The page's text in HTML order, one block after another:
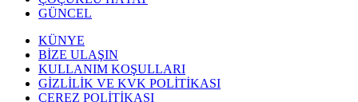
GÜNCEL
KÜNYE
BİZE ULAŞIN
KULLANIM KOŞULLARI
GİZLİLİK VE KVK POLİTİKASI
ÇEREZ POLİTİKASI